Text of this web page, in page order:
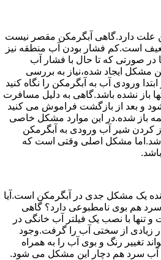
علت دارد.گاهی آبگرمکن مقصر نیست
است.کم فشار بودن آب منطقه نیز
صورتی که تا حال با فشار آب
مشکل ایجاد شده،نیاز به بررسی
ورودی آب به آبگرمکن را نگاه کنید
باز نشده باشد.گاهی به دلیل مسافرت
و بعد از بازگشت فراموش می کنید
نیمه باز شده.در این موارد مشکل خاصی
کردن شیر آب ورودی به آبگرمکن
شد.اما مشکل اصلی وقتی است که
یک مشکل جدی در آبگرمکن است.آیا
هم بوی نامطبوعی دارد؟ گاهی
و تنها با نصب یک فیلتر آب خانگی در
زیادی از سختی آب را گرفت.وجود
تغییر رنگ و بوی آب را به همراه
آب سرد هم دچار این مشکل می شود.